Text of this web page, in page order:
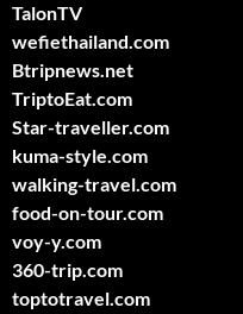
TalonTV
wefiethailand.com
Btripnews.net
TriptoEat.com
Star-traveller.com
kuma-style.com
walking-travel.com
food-on-tour.com
voy-y.com
360-trip.com
toptotravel.com